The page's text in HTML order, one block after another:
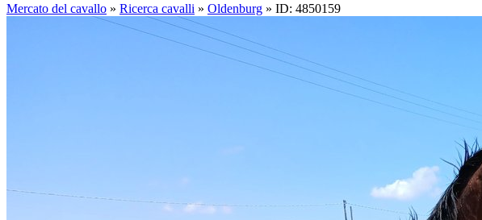
Mercato del cavallo » Ricerca cavalli » Oldenburg » ID: 4850159